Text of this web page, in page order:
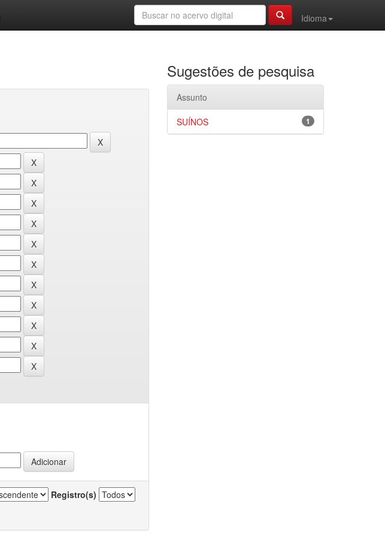
Idioma
Registro(s)
Sugestões de pesquisa
Assunto
1
SUÍNOS